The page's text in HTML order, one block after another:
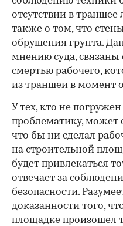
отсутствии в траншее
также о том, что
обрушения грунта.
мнению суда, связаны
смертью рабочего,
из траншеи в момент
У тех, кто не
проблематику, может
что бы ни сделал
на строительной
будет привлекаться
отвечает за
безопасности.
доказанности того,
площадке произошел